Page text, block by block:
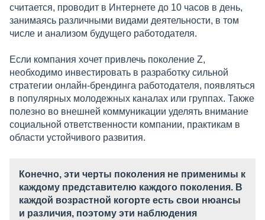
считается, проводит в Интернете до 10 часов в день,
занимаясь различными видами деятельности, в том
числе и анализом будущего работодателя.
Если компания хочет привлечь поколение Z,
необходимо инвестировать в разработку сильной
стратегии онлайн-брендинга работодателя, появляться
в популярных молодежных каналах или группах. Также
полезно во внешней коммуникации уделять внимание
социальной ответственности компании, практикам в
области устойчивого развития.
Конечно, эти черты поколения не применимы к
каждому представителю каждого поколения. В
каждой возрастной когорте есть свои нюансы
и различия, поэтому эти наблюдения